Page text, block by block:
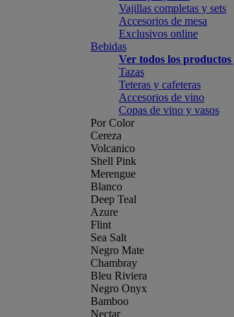
Vajillas completas y sets
Accesorios de mesa
Exclusivos online
Bebidas
Ver todos los
Tazas
Teteras y cafeteras
Accesorios de vino
Copas de vino y vasos
Por Color
Cereza
Volcanico
Shell Pink
Merengue
Blanco
Deep Teal
Azure
Flint
Sea Salt
Negro Mate
Chambray
Bleu Riviera
Negro Onyx
Bamboo
Nectar